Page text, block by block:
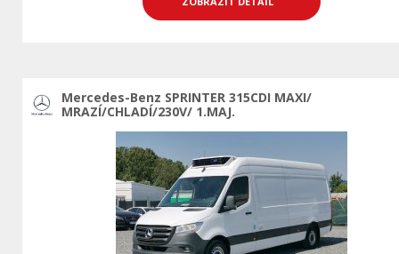
Mercedes-Benz SPRINTER 315CDI MAXI/
MRAZÍ/CHLADÍ/230V/ 1.MAJ.